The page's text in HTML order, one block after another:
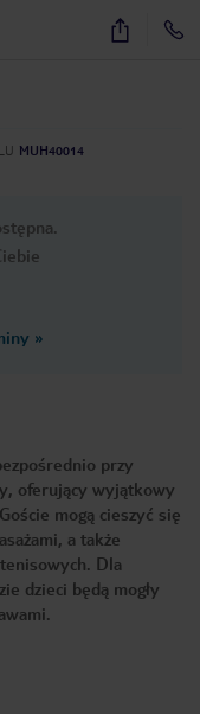
24
MUH40014
»
przy
oferujący wyjątkowy
mogą cieszyć się
a także
Dla
dzieci będą mogły